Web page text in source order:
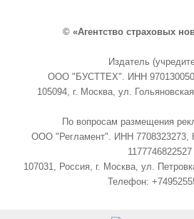
© «Агентство страховых
Издатель
ООО "БУСТТЕХ". ИНН
105094, г. Москва, ул.
По вопросам размещения
ООО "Регламент". ИНН 7708323273,
1177746822527
107031, Россия, г. Москва, ул.
Телефон: